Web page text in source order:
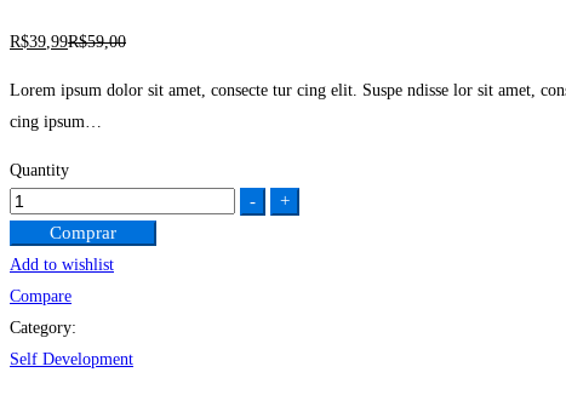
R$39 ,99R$59,00
Lorem ipsum dolor sit amet, consecte tur cing elit. Suspe ndisse lor sit amet,
cing ipsum…
Quantity
Mastering
Art
of
Believing
in
-
+
Comprar
Add to wishlist
Compare
Category:
Self Development